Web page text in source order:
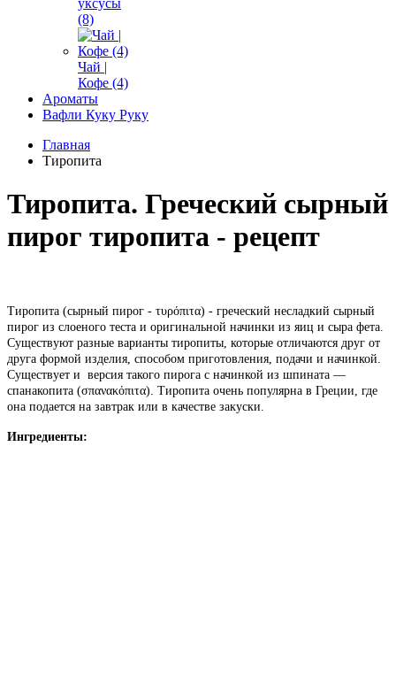
уксусы
(8)
Чай |
Кофе (4)
Ароматы
Вафли Куку Руку
Главная
Тиропита
Тиропита. Греческий сырный
пирог тиропита - рецепт
Тиропита (сырный пирог - τυρόπιτα) - греческий несладкий сырный
пирог из слоеного теста и оригинальной начинки из яиц и сыра фета.
Существуют разные варианты тиропиты, которые отличаются друг от
друга формой изделия, способом приготовления, подачи и начинкой.
Существует и версия такого пирога с начинкой из шпината —
спанакопита (σπανακόπιτα). Тиропита очень популярна в Греции, где
она подается на завтрак или в качестве закуски.
Ингредиенты: